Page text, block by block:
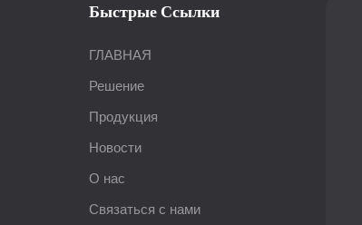
Быстрые Ссылки
ГЛАВНАЯ
Решение
Продукция
Новости
О нас
Связаться с нами